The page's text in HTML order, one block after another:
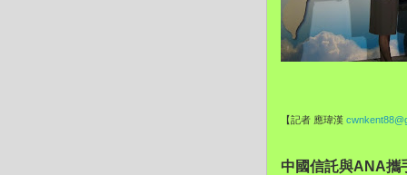
【記者 應瑋漢
中國信託與ANA